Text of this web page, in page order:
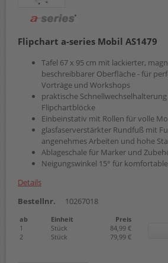
Flipchart a-series Mobil AS1479
Tafel 67 x 95 cm mit lackierter,
beschreibbarer Oberfläche - für
Vorträge und Workshops
praktische
Flipchartblöcke
Einbeinstativ mit Rollen für volle
glasfaserverstärkter Rundfuß mit
angenehmes Arbeiten und hohe
Ablageschale für Marker und
Neigungswinkel 15° für
Details
Bestellnr.
10267018
ab Einheit
Preis
1
Stück
84,99 €
2
Stück 79,99 €